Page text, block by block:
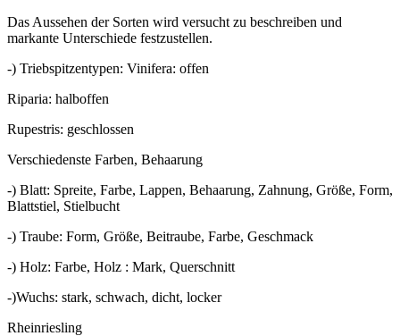
Das Aussehen der Sorten wird versucht zu beschreiben und
markante Unterschiede festzustellen.
-) Triebspitzentypen: Vinifera: offen
Riparia: halboffen
Rupestris: geschlossen
Verschiedenste Farben, Behaarung
-) Blatt: Spreite, Farbe, Lappen, Behaarung, Zahnung, Größe, Form,
Blattstiel, Stielbucht
-) Traube: Form, Größe, Beitraube, Farbe, Geschmack
-) Holz: Farbe, Holz : Mark, Querschnitt
-)Wuchs: stark, schwach, dicht, locker
Rheinriesling